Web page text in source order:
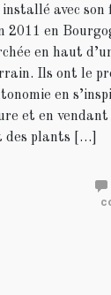
avec son
2011 en
en haut
Ils ont le
en
et en vendant
des plants […]